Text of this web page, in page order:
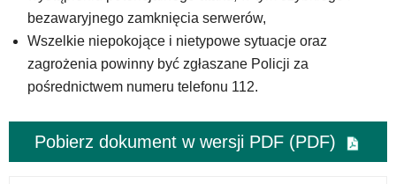
bezawaryjnego zamknięcia serwerów,
Wszelkie niepokojące i nietypowe sytuacje oraz
zagrożenia powinny być zgłaszane Policji za
pośrednictwem numeru telefonu 112.
Pobierz dokument w wersji PDF (PDF)